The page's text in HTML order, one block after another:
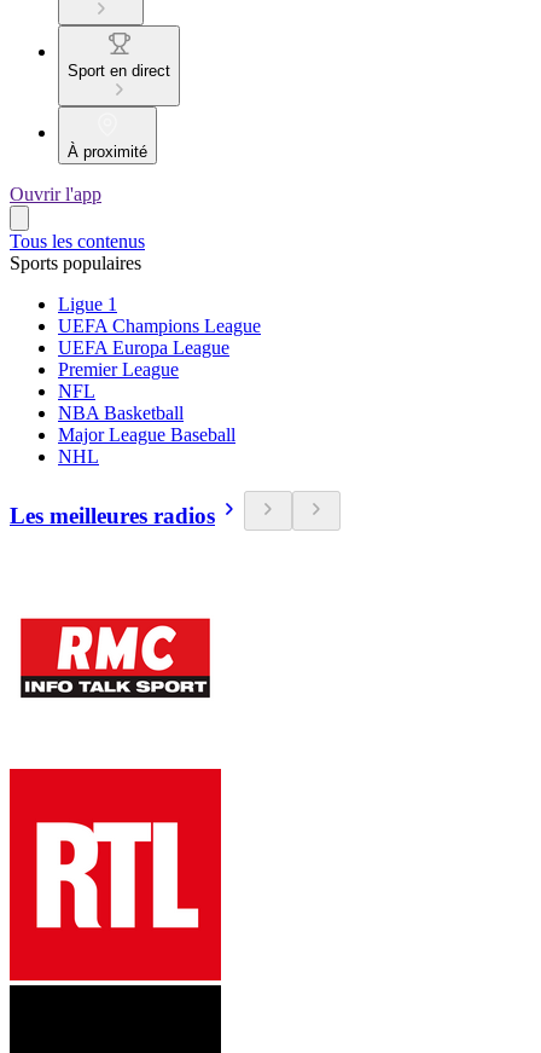
Sport en direct
À proximité
Ouvrir l'app
Tous les contenus
Sports populaires
Ligue 1
UEFA Champions League
UEFA Europa League
Premier League
NFL
NBA Basketball
Major League Baseball
NHL
Les meilleures radios